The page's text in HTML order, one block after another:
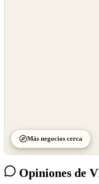
Más negocios cerca
Opiniones de